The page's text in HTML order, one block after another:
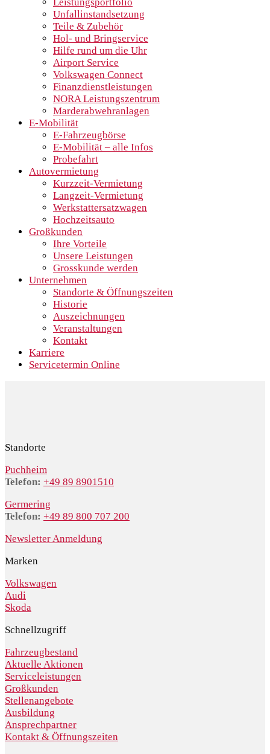
Unfallinstandsetzung
Teile & Zubehör
Hol- und Bringservice
Hilfe rund um die Uhr
Airport Service
Volkswagen Connect
Finanzdienstleistungen
NORA Leistungszentrum
Marderabwehranlagen
E-Mobilität
E-Fahrzeugbörse
E-Mobilität – alle Infos
Probefahrt
Autovermietung
Kurzzeit-Vermietung
Langzeit-Vermietung
Werkstattersatzwagen
Hochzeitsauto
Großkunden
Ihre Vorteile
Unsere Leistungen
Grosskunde werden
Unternehmen
Standorte & Öffnungszeiten
Historie
Auszeichnungen
Veranstaltungen
Kontakt
Karriere
Servicetermin Online
Standorte
Puchheim
Telefon: +49 89 8901510
Germering
Telefon: +49 89 800 707 200
Newsletter Anmeldung
Marken
Volkswagen
Audi
Skoda
Schnellzugriff
Fahrzeugbestand
Aktuelle Aktionen
Serviceleistungen
Großkunden
Stellenangebote
Ausbildung
Ansprechpartner
Kontakt & Öffnungszeiten